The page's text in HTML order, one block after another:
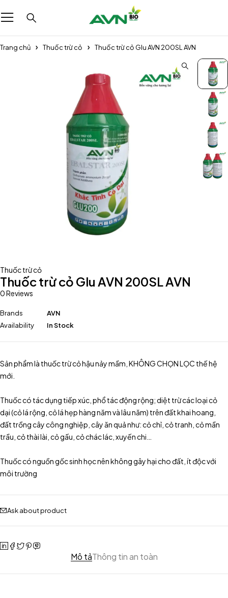
Trang chủ Thuốc trừ cỏ Thuốc trừ cỏ Glu AVN 200SL AVN
Thuốc trừ cỏ
Thuốc trừ cỏ Glu AVN 200SL AVN
0 Reviews
Brands
AVN
Availability
In Stock
Sản phẩm là thuốc trừ cỏ hậu nảy mầm, KHÔNG CHỌN LỌC thế hệ
mới.
Thuốc có tác dụng tiếp xúc, phổ tác động rộng; diệt trừ các loại cỏ
dại (cỏ lá rộng, cỏ lá hẹp hàng năm và lâu năm) trên đất khai hoang,
đất trồng cây công nghiệp, cây ăn quả như: cỏ chỉ, cỏ tranh, cỏ mần
trầu, cỏ thài lài, cỏ gấu, cỏ chác lác, xuyến chi…
Thuốc có nguồn gốc sinh học nên không gây hại cho đất, ít độc với
môi trường
Ask about product
Mô tảThông tin an toàn